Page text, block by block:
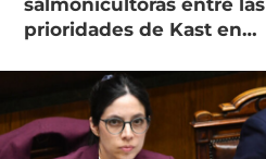
prioridades de Kast en